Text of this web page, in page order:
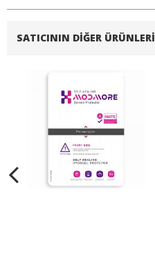
SATICININ DIĞER ÜRÜNLERI